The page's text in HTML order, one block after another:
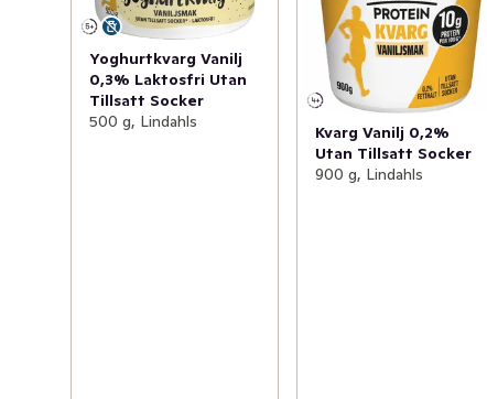
Yoghurtkvarg Vanilj
0,3% Laktosfri Utan
Tillsatt Socker
500 g, Lindahls
Kvarg Vanilj 0,2%
Utan Tillsatt Socker
900 g, Lindahls